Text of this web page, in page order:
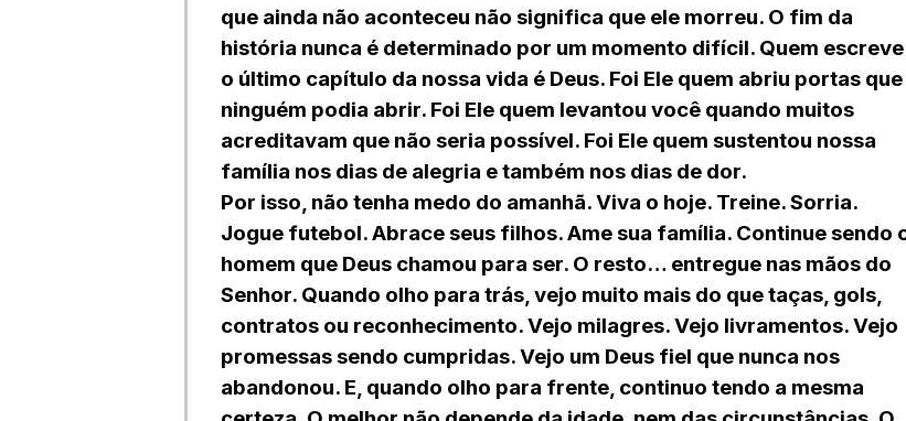
que ainda não aconteceu não significa que ele morreu. O fim da
história nunca é determinado por um momento difícil. Quem escreve
o último capítulo da nossa vida é Deus. Foi Ele quem abriu portas que
ninguém podia abrir. Foi Ele quem levantou você quando muitos
acreditavam que não seria possível. Foi Ele quem sustentou nossa
família nos dias de alegria e também nos dias de dor.
Por isso, não tenha medo do amanhã. Viva o hoje. Treine. Sorria.
Jogue futebol. Abrace seus filhos. Ame sua família. Continue sendo
homem que Deus chamou para ser. O resto… entregue nas mãos do
Senhor. Quando olho para trás, vejo muito mais do que taças, gols,
contratos ou reconhecimento. Vejo milagres. Vejo livramentos. Vejo
promessas sendo cumpridas. Vejo um Deus fiel que nunca nos
abandonou. E, quando olho para frente, continuo tendo a mesma